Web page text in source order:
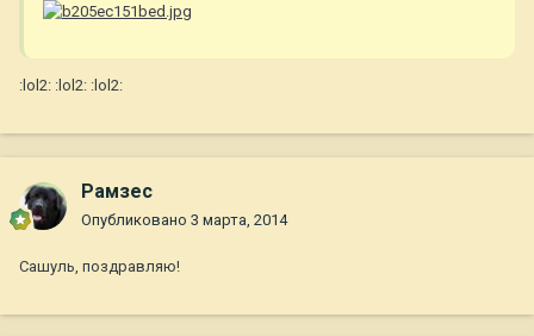
:lol2: :lol2: :lol2:
Рамзес
Опубликовано 3 марта, 2014
Сашуль, поздравляю!